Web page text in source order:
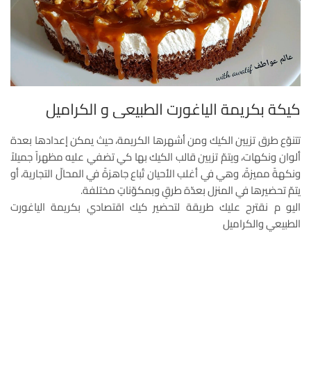
كيكة بكريمة الياغورت الطبيعي و الكراميل
تتنوّع طرق تزيين الكيك ومن أشهرها الكريمة، حيث يمكن إعدادها بعدة
ألوان ونكهات، ويتمّ تزيين قالب الكيك بها كي تضفي عليه مظهراً جميلاً
ونكهةً مميزةً، وهي في أغلب الأحيان تُباع جاهزةً في المحالّ التجارية، أو
يتمّ تحضيرها في المنزل بعدّة طرقٍ وبمكوّناتٍ مختلفة.
اليو م نقترح عليك طريقة لتحضير كيك اقتصادي بكريمة الياغورت
الطبيعي والكراميل